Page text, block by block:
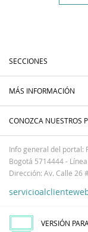
SECCIONES
MÁS INFORMACIÓN
CONOZCA NUESTROS
Info general del portal:
Bogotá 5714444 -
Dirección: Av. Calle 26
VERSIÓN